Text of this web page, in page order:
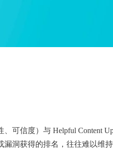
可信度）与 Helpful Content
漏洞获得的排名，往往难以维